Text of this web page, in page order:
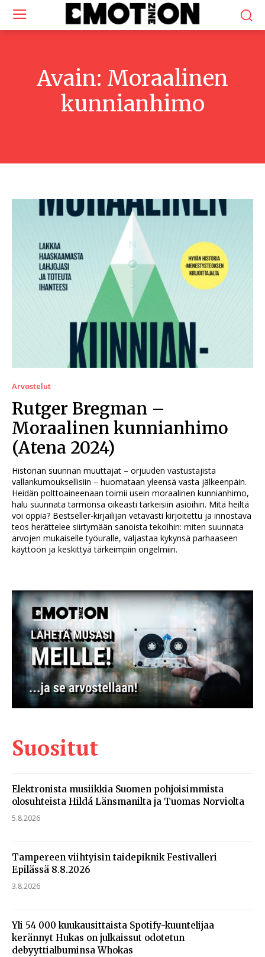
Avain: Moraalinen
kunnianhimo
Arvostelut
Rutger Bregman –
Moraalinen kunnianhimo
(Atena 2024)
Historian suunnan muuttajat – orjuuden vastustajista
vallankumouksellisiin – huomataan yleensä vasta jälkeenpäin.
Heidän polttoaineenaan toimii usein moraalinen kunnianhimo,
halu suunnata tarmonsa oikeasti tärkeisiin asioihin. Mitä heiltä
voi oppia? Bestseller-kirjailijan vetävästi kirjoitettu ja innostava
teos herättelee siirtymään sanoista tekoihin: miten suunnata
arvojen mukaiselle työuralle, valjastaa kykynsä parhaaseen
käyttöön ja keskittyä tärkeimpiin ongelmiin.
Suositut
Elektronista musiikkia Suomen pohjoisimmista
olosuhteista Hildá Länsmanilta ja Tuomas Norviolta
5.8.2026
Tampereen viihtyisin taidepiknik Festivalleri
Epilässä 8.8.2026
3.8.2026
Yli 54 000 kuukausittaista Spotify-kuuntelijaa
kerännyt Hukas on julkaissut odotetun
debyyttialbuminsa Whokas